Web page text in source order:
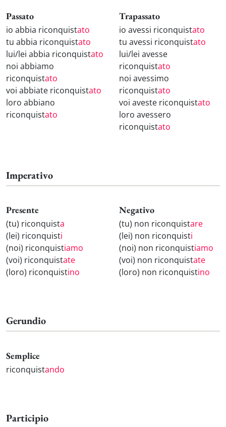
Passato
io abbia riconquistato
tu abbia riconquistato
lui/lei abbia riconquistato
noi abbiamo
riconquistato
voi abbiate riconquistato
loro abbiano
riconquistato
Trapassato
io avessi riconquistato
tu avessi riconquistato
lui/lei avesse
riconquistato
noi avessimo
riconquistato
voi aveste riconquistato
loro avessero
riconquistato
Imperativo
Presente
(tu) riconquista
(lei) riconquisti
(noi) riconquistiamo
(voi) riconquistate
(loro) riconquistino
Negativo
(tu) non riconquistare
(lei) non riconquisti
(noi) non riconquistiamo
(voi) non riconquistate
(loro) non riconquistino
Gerundio
Semplice
riconquistando
Participio